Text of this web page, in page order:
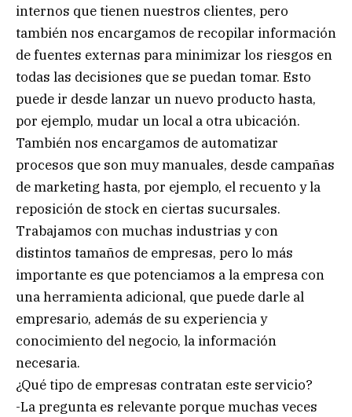
internos que tienen nuestros clientes, pero
también nos encargamos de recopilar información
de fuentes externas para minimizar los riesgos en
todas las decisiones que se puedan tomar. Esto
puede ir desde lanzar un nuevo producto hasta,
por ejemplo, mudar un local a otra ubicación.
También nos encargamos de automatizar
procesos que son muy manuales, desde campañas
de marketing hasta, por ejemplo, el recuento y la
reposición de stock en ciertas sucursales.
Trabajamos con muchas industrias y con
distintos tamaños de empresas, pero lo más
importante es que potenciamos a la empresa con
una herramienta adicional, que puede darle al
empresario, además de su experiencia y
conocimiento del negocio, la información
necesaria.
¿Qué tipo de empresas contratan este servicio?
-La pregunta es relevante porque muchas veces